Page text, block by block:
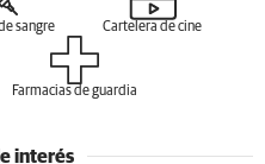
sangre Cartelera de cine
Farmacias de guardia
interés